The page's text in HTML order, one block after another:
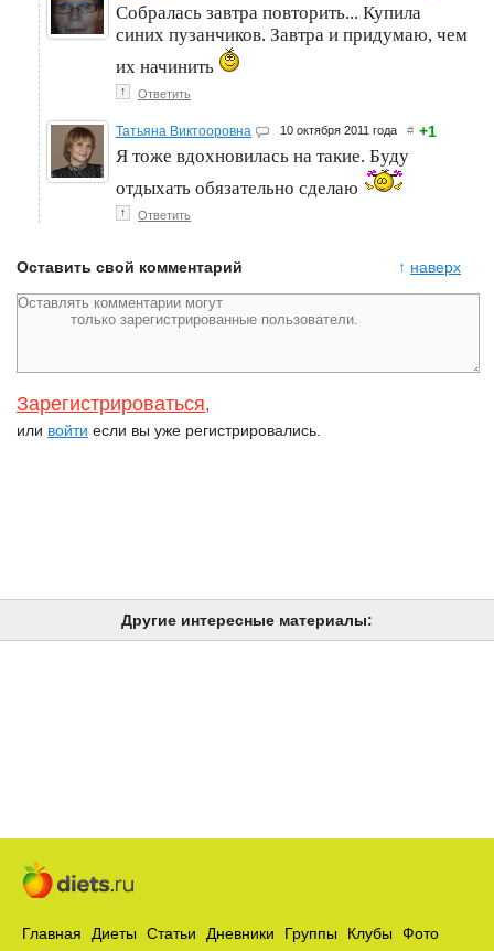
Собралась завтра повторить... Купила
синих пузанчиков. Завтра и придумаю, чем
их начинить
↑ Ответить
Татьяна Виктооровна 10 октября 2011 года # +1
Я тоже вдохновилась на такие. Буду
отдыхать обязательно сделаю
↑ Ответить
↑ наверх
Оставить свой комментарий
Зарегистрироваться,
или войти если вы уже регистрировались.
Другие интересные материалы:
Главная Диеты Статьи Дневники Группы Клубы
Фото